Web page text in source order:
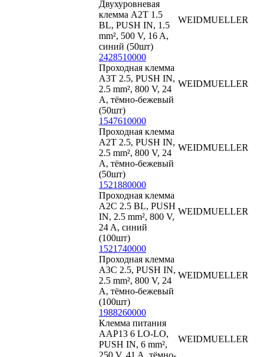
Двухуровневая
клемма A2T 1.5
BL, PUSH IN, 1.5
mm², 500 V, 16 A,
синий (50шт)
WEIDMUELLER
2428510000
Проходная клемма
A3T 2.5, PUSH IN,
2.5 mm², 800 V, 24
A, тёмно-бежевый
(50шт)
WEIDMUELLER
1547610000
Проходная клемма
A2T 2.5, PUSH IN,
2.5 mm², 800 V, 24
A, тёмно-бежевый
(50шт)
WEIDMUELLER
1521880000
Проходная клемма
A2C 2.5 BL, PUSH
IN, 2.5 mm², 800 V,
24 A, синий
(100шт)
WEIDMUELLER
1521740000
Проходная клемма
A3C 2.5, PUSH IN,
2.5 mm², 800 V, 24
A, тёмно-бежевый
(100шт)
WEIDMUELLER
1988260000
Клемма питания
AAP13 6 LO-LO,
PUSH IN, 6 mm²,
250 V, 41 A, тёмно-
WEIDMUELLER